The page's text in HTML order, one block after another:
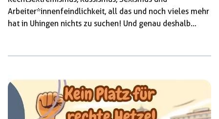
Arbeiter*innenfeindlichkeit, all das und noch vieles mehr
hat in Uhingen nichts zu suchen! Und genau deshalb